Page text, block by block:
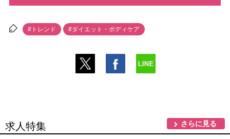
#トレンド #ダイエット・ボディケア
求人特集 さらに見る